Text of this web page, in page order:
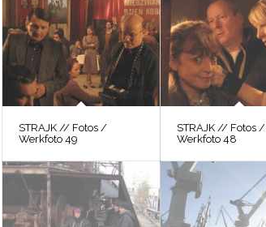
STRAJK // Fotos /
Werkfoto 49
STRAJK // Fotos /
Werkfoto 48